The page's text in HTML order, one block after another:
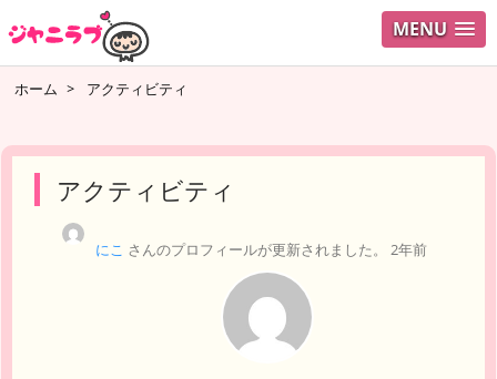
MENU ログイ
ホーム > アクティビティ
アクティビティ
にこ さんのプロフィールが更新されました。 2年前